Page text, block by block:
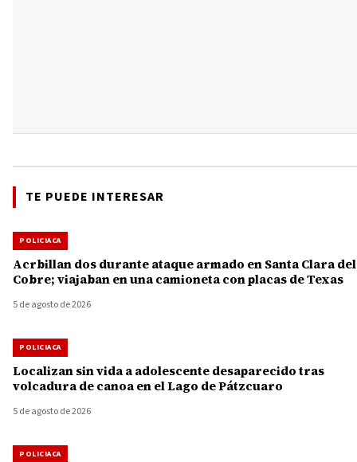
TE PUEDE INTERESAR
POLICIACA
Acrbillan dos durante ataque armado en Santa Clara del
Cobre; viajaban en una camioneta con placas de Texas
5 de agosto de 2026
POLICIACA
Localizan sin vida a adolescente desaparecido tras
volcadura de canoa en el Lago de Pátzcuaro
5 de agosto de 2026
POLICIACA